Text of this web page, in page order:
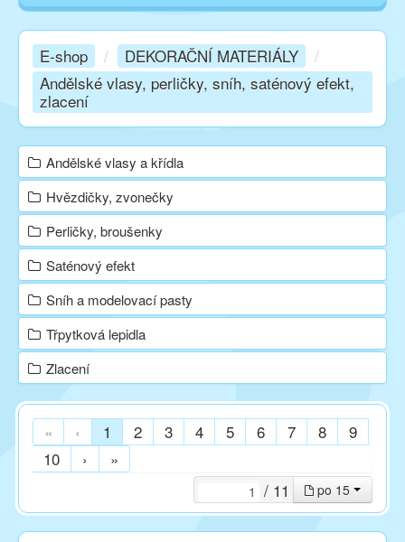
E-shop
Kurzy
Inspirace
Kontakt
Facebook
E-shop / DEKORAČNÍ MATERIÁLY
/
Andělské vlasy, perličky, sníh, saténový efekt,
zlacení
Andělské vlasy a křídla
Hvězdičky, zvonečky
Perličky, broušenky
Saténový efekt
Sníh a modelovací pasty
Třpytková lepidla
Zlacení
« ‹ 1 2 3 4 5 6 7 8
9
10
› »
po 15
/ 11